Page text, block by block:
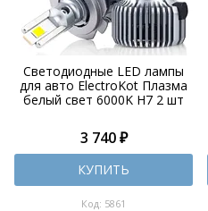
Светодиодные LED лампы
для авто ElectroKot Плазма
белый свет 6000K H7 2 шт
3 740 ₽
КУПИТЬ
Код: 5861